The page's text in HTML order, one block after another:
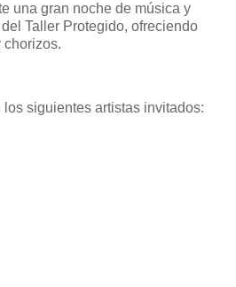
una gran noche de música y
Taller Protegido, ofreciendo
chorizos.
siguientes artistas invitados: